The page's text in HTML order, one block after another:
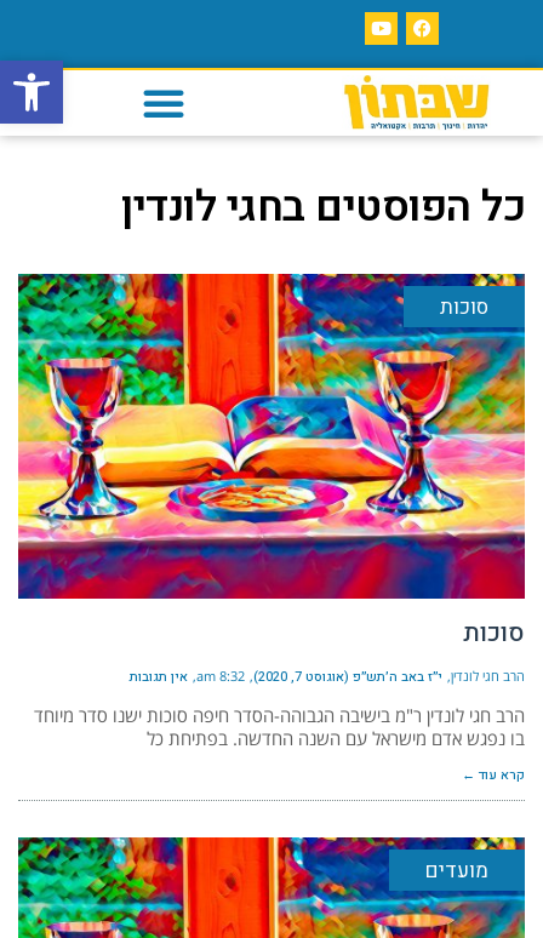
פתח
כל הפוסטים בחגי לונדין
סוכות
סוכות
הרב חגי לונדין י״ז באב ה׳תש״פ (אוגוסט 7, 2020) 8:32 am אין תגובות
הרב חגי לונדין ר"מ בישיבה הגבוהה-הסדר חיפה סוכות ישנו סדר מיוחד
בו נפגש אדם מישראל עם השנה החדשה. בפתיחת כל
קרא עוד ←
מועדים